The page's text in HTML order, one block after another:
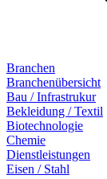
Branchen
Branchenübersicht
Bau / Infrastrukur
Bekleidung / Textil
Biotechnologie
Chemie
Dienstleistungen
Eisen / Stahl